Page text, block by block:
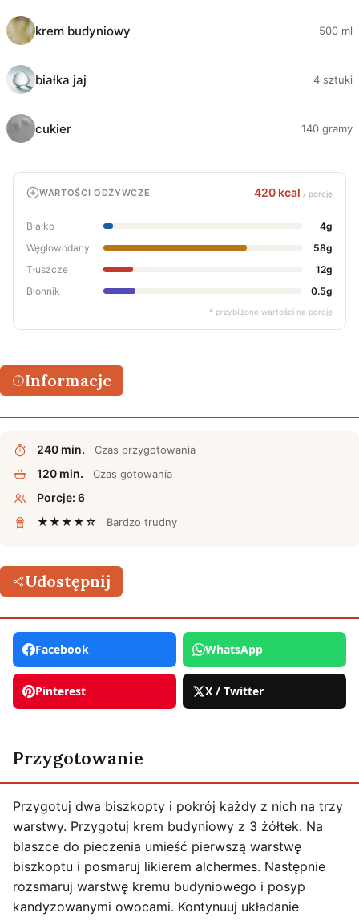
krem budyniowy 500 ml
białka jaj 4 sztuki
cukier 140 gramy
WARTOŚCI ODŻYWCZE 420 kcal / porcję
Białko
4g
Węglowodany
58g
Tłuszcze
12g
Błonnik
0.5g
* przybliżone wartości na porcję
Informacje
240 min. Czas przygotowania
120 min. Czas gotowania
Porcje: 6
★★★★☆
Bardzo trudny
Udostępnij
Facebook WhatsApp
Pinterest X / Twitter
Przygotowanie
Przygotuj dwa biszkopty i pokrój każdy z nich na trzy
warstwy. Przygotuj krem budyniowy z 3 żółtek. Na
blaszce do pieczenia umieść pierwszą warstwę
biszkoptu i posmaruj likierem alchermes. Następnie
rozsmaruj warstwę kremu budyniowego i posyp
kandyzowanymi owocami. Kontynuuj układanie